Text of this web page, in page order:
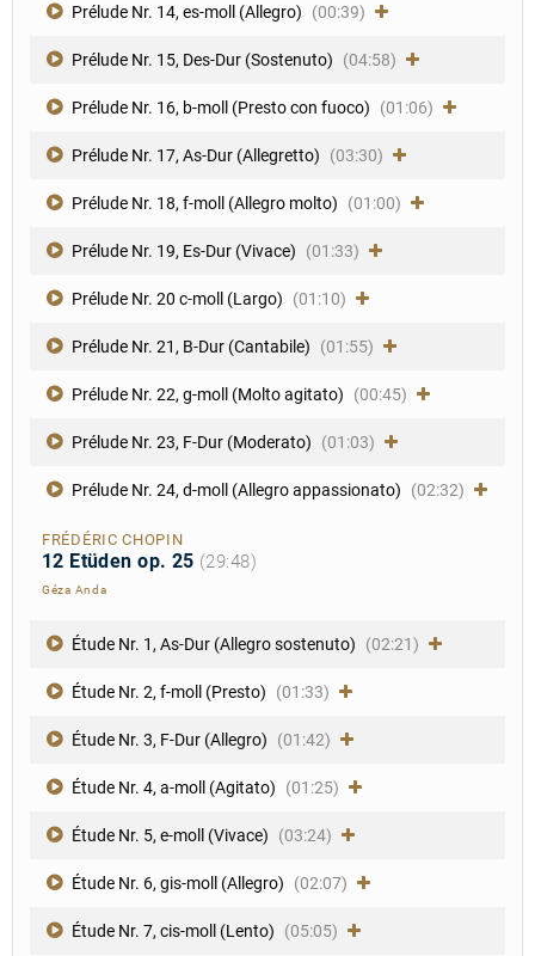
Prélude Nr. 14, es-moll (Allegro) (00:39)
Prélude Nr. 15, Des-Dur (Sostenuto) (04:58)
Prélude Nr. 16, b-moll (Presto con fuoco) (01:06)
Prélude Nr. 17, As-Dur (Allegretto) (03:30)
Prélude Nr. 18, f-moll (Allegro molto) (01:00)
Prélude Nr. 19, Es-Dur (Vivace) (01:33)
Prélude Nr. 20 c-moll (Largo) (01:10)
Prélude Nr. 21, B-Dur (Cantabile) (01:55)
Prélude Nr. 22, g-moll (Molto agitato) (00:45)
Prélude Nr. 23, F-Dur (Moderato) (01:03)
Prélude Nr. 24, d-moll (Allegro appassionato) (02:32)
FRÉDÉRIC CHOPIN
12 Etüden op. 25 (29:48)
Géza Anda
Étude Nr. 1, As-Dur (Allegro sostenuto) (02:21)
Étude Nr. 2, f-moll (Presto) (01:33)
Étude Nr. 3, F-Dur (Allegro) (01:42)
Étude Nr. 4, a-moll (Agitato) (01:25)
Étude Nr. 5, e-moll (Vivace) (03:24)
Étude Nr. 6, gis-moll (Allegro) (02:07)
Étude Nr. 7, cis-moll (Lento) (05:05)